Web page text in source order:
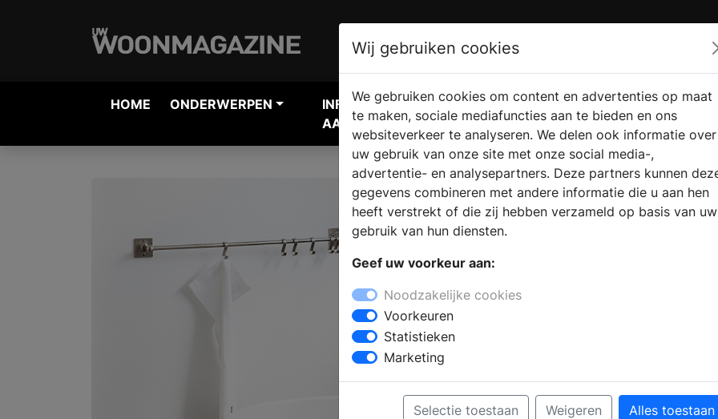
HOME ONDERWERPEN
INFORMATIE
AANVRAGEN
VERKOOPLOCATIE
VINDEN
Wij gebruiken cookies
We gebruiken cookies om content en advertenties op maat
te maken, sociale mediafuncties aan te bieden en ons
websiteverkeer te analyseren. We delen ook informatie over
uw gebruik van onze site met onze social media-,
advertentie- en analysepartners. Deze partners kunnen
gegevens combineren met andere informatie die u aan hen
heeft verstrekt of die zij hebben verzameld op basis van uw
gebruik van hun diensten.
Geef uw voorkeur aan:
Noodzakelijke cookies
Voorkeuren
Statistieken
Marketing
Selectie toestaan Weigeren Alles toestaan